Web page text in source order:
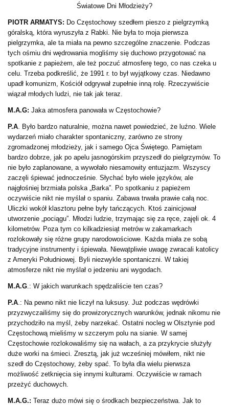
Światowe Dni Młodzieży?
PIOTR ARMATYS: Do Częstochowy szedłem pieszo z pielgrzymką
góralską, która wyruszyła z Rabki. Nie była to moja pierwsza
pielgrzymka, ale ta miała na pewno szczególne znaczenie. Podczas
tych ośmiu dni wędrowania mogliśmy się duchowo przygotować na
spotkanie z papieżem, ale też poczuć atmosferę tego, co nas czeka u
celu. Trzeba podkreślić, że 1991 r. to był wyjątkowy czas. Niedawno
upadł komunizm, Kościół odgrywał zupełnie inną rolę. Rzeczywiście
wiązał młodych ludzi, nie tak jak teraz.
M.A.G: Jaka atmosfera panowała w Częstochowie?
P.A . Było bardzo naturalnie, można nawet powiedzieć, że luźno. Wiele
wydarzeń miało charakter spontaniczny, zarówno ze strony
zgromadzonej młodzieży, jak i samego Ojca Świętego. Pamiętam
bardzo dobrze, jak po apelu jasnogórskim przyszedł do pielgrzymów. To
nie było zaplanowane, a wywołało niesamowity entuzjazm. Wszyscy
zaczęli śpiewać jednocześnie. Słychać było wiele języków, ale
najgłośniej brzmiała polska „Barka”. Po spotkaniu z papieżem
oczywiście nikt nie myślał o spaniu. Zabawa trwała prawie całą noc.
Uliczki wokół klasztoru pełne były tańczących. Ktoś zainicjował
utworzenie „pociągu”. Młodzi ludzie, trzymając się za ręce, zajęli ok. 4
kilometrów. Poza tym co kilkadziesiąt metrów w zakamarkach
rozlokowały się różne grupy narodowościowe. Każda miała ze sobą
tradycyjne instrumenty i śpiewała. Niewątpliwie uwagę zwracali katolicy
z Ameryki Południowej. Byli niezwykle spontaniczni. W takiej
atmosferze nikt nie myślał o jedzeniu ani wygodach.
M.A.G .: W jakich warunkach spędzaliście ten czas?
P.A .: Na pewno nikt nie liczył na luksusy. Już podczas wędrówki
przyzwyczailiśmy się do prowizorycznych warunków, jednak nikomu nie
przychodziło na myśl, żeby narzekać. Ostatni nocleg w Olsztynie pod
Częstochową mieliśmy w szczerym polu na sianie. W samej
Częstochowie rozlokowaliśmy się na wałach, a za przykrycie służyły
duże worki na śmieci. Zresztą, jak już wcześniej mówiłem, nikt nie
szedł do Częstochowy, żeby spać. To była dla wielu pierwsza
możliwość zetknięcia się innymi kulturami. Oczywiście w ramach
przeżyć duchowych.
M.A.G.: Teraz dużo mówi się o środkach bezpieczeństwa. Jak to